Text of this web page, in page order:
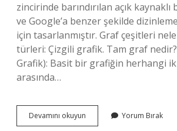
zincirinde barındırılan açık
ve Google’a benzer şekilde
için tasarlanmıştır. Graf çeşitleri
türleri: Çizgili grafik. Tam graf
Grafik): Basit bir grafiğin herhangi
arasında…
Devamını okuyun Subgraph
Nedir
Yorum Bırak